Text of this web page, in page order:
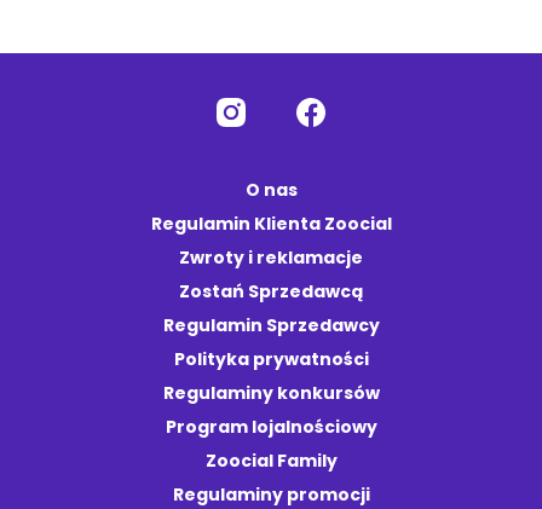
O nas
Regulamin Klienta Zoocial
Zwroty i reklamacje
Zostań Sprzedawcą
Regulamin Sprzedawcy
Polityka prywatności
Regulaminy konkursów
Program lojalnościowy
Zoocial Family
Regulaminy promocji